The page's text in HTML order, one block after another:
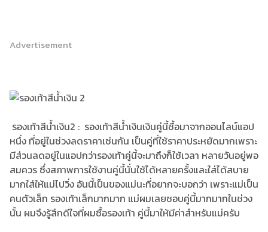
Advertisement
รองเท้าสีนํ้าเงิน2 : รองเท้าสีนํ้าเงินเงินคู่นี้ซื้อมาจากออนไลน์แอป
หนึ่ง ที่อยู่ในช่วงลดราคาเช่นกัน เป็นคู่ที่ใช้ราคาประหยัดมากเพราะ
มีส่วนลดอยู่ในแอปกว่ารองเท้าคู่นี้จะมาถึงก็ใช้เวลา หลายวันอยู่พอ
สมควร ซึ่งสภาพการใช้งานคู่นี้นั่นใช้ได้หลายครั้งและใส่ได้สบาย
มากใส่ให้แม่ไปวิ่ง อันนี้เป็นของแม่นะที่อยากจะบอกว่า เพราะแม่เป็น
คนตัวเล็ก รองเท้าเล็กมากมาก แม่ผมเลยชอบคู่นี้มากมากในช่วง
นั้น ผมจึงรู้สึกดีใจที่ผมซื้อรองเท้า คู่นี้มาให้มีค่าสำหรับแม่ครับ